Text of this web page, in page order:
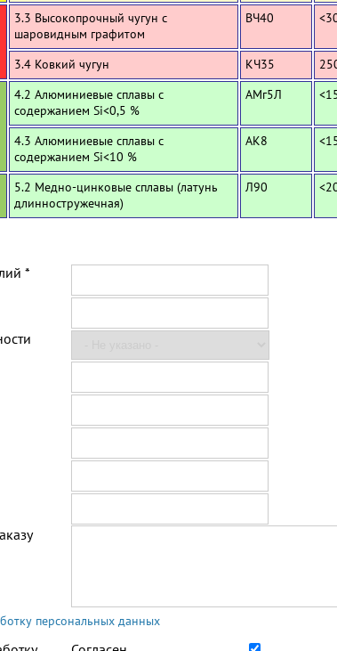
3.3 Высокопрочный чугун с
шаровидным графитом
ВЧ40
3.4 Ковкий чугун КЧ35
4.2 Алюминиевые сплавы с
содержанием Si<0,5 %
АМг5Л
4.3 Алюминиевые сплавы с
содержанием Si<10 %
АК8
5.2 Медно-цинковые сплавы (латунь
длинностружечная)
Л90
*
персональных данных